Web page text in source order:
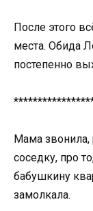
После этого
места. Обида
постепенно
Мама звонила,
соседку, про
бабушкину
замолкала.